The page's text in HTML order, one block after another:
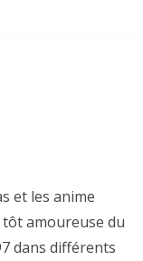
et les anime
amoureuse du
dans différents